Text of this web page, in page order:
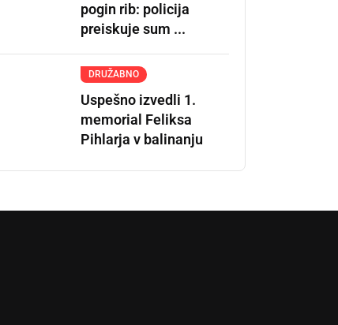
pogin rib: policija
preiskuje sum ...
DRUŽABNO
Uspešno izvedli 1.
memorial Feliksa
Pihlarja v balinanju